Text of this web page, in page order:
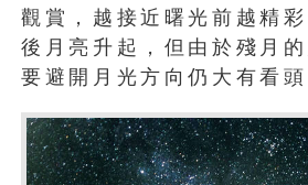
觀賞，越接近曙光前越精
後月亮升起，但由於殘月
要避開月光方向仍大有看頭